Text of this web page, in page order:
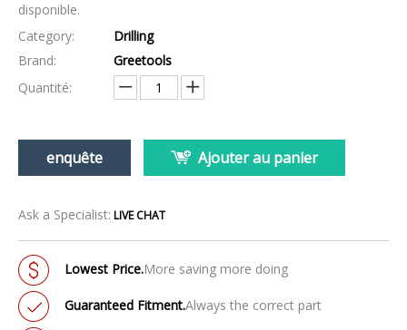
disponible.
Category:
Drilling
Brand:
Greetools
Quantité:
enquête Ajouter au panier
Ask a Specialist: LIVE CHAT
Lowest Price.More saving more doing
Guaranteed Fitment.Always the correct part